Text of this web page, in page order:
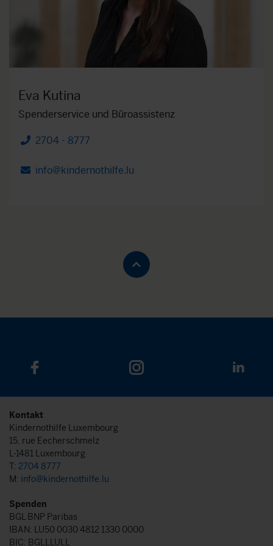
Eva Kutina
Spenderservice und Büroassistenz
Telefon
2704 - 8777
info@kindernothilfe.lu
Kontakt
Kindernothilfe Luxembourg
15, rue Eecherschmelz
L-1481 Luxembourg
T: 2704 8777
M: info@kindernothilfe.lu
Spenden
BGL BNP Paribas
IBAN: LU50 0030 4812 1330 0000
BIC: BGLLLULL